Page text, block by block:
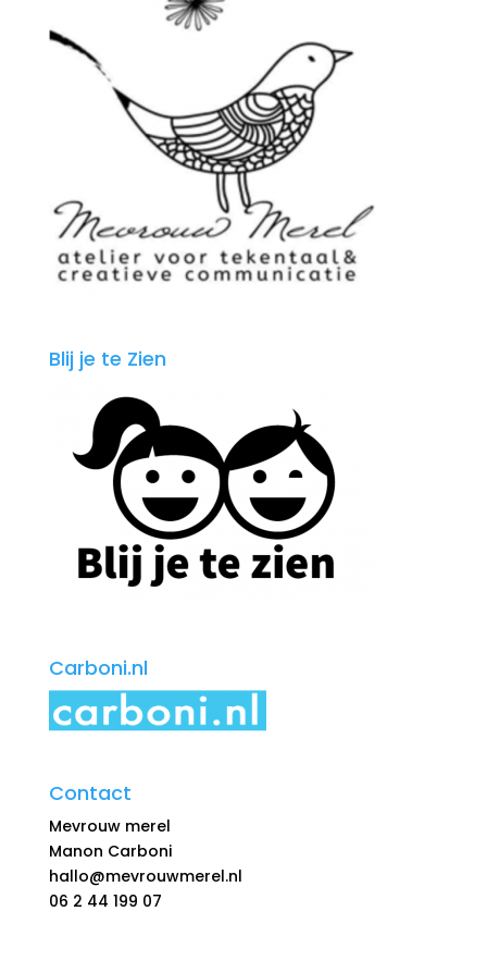
Blij je te Zien
Carboni.nl
Contact
Mevrouw merel
Manon Carboni
hallo@mevrouwmerel.nl
06 2 44 199 07